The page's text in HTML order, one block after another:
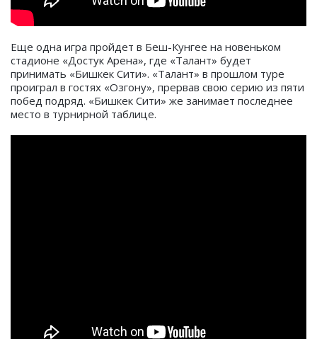
Еще одна игра пройдет в Беш-Кунгее на новеньком
стадионе «Достук Арена», где «Талант» будет
принимать «Бишкек Сити». «Талант» в прошлом туре
проиграл в гостях «Озгону», прервав свою серию из пяти
побед подряд. «Бишкек Сити» же занимает последнее
место в турнирной таблице.